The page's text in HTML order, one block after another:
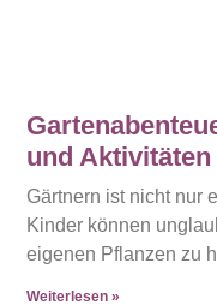
und
Gärtnern ist nicht nur
Kinder können
eigenen Pflanzen zu
Weiterlesen »